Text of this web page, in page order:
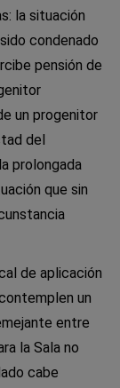
la situación
condenado
pensión de
un progenitor
del
prolongada
que sin
de aplicación
un
entre
la Sala no
cabe